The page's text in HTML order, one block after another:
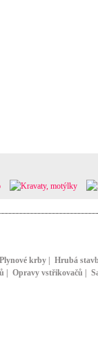
Plynové krby| Hrubá
Opravy vstřikovačů